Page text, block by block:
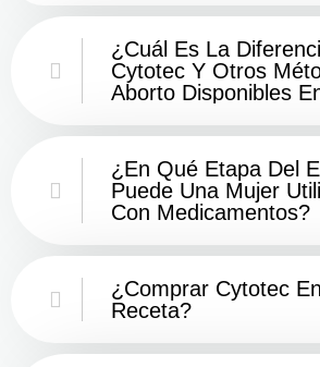
¿Cuál Es La
Cytotec Y Otros
Aborto Disponibles
¿En Qué Etapa Del
Puede Una Mujer
Con Medicamentos?
¿Comprar Cytotec
Receta?